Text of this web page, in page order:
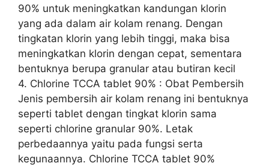
90% untuk meningkatkan kandungan klorin
yang ada dalam air kolam renang. Dengan
tingkatan klorin yang lebih tinggi, maka bisa
meningkatkan klorin dengan cepat, sementara
bentuknya berupa granular atau butiran kecil
4. Chlorine TCCA tablet 90% : Obat Pembersih
Jenis pembersih air kolam renang ini bentuknya
seperti tablet dengan tingkat klorin sama
seperti chlorine granular 90%. Letak
perbedaannya yaitu pada fungsi serta
kegunaannya. Chlorine TCCA tablet 90%